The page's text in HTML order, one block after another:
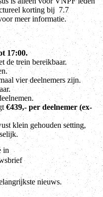
korting bij 7.7
meer informatie.
17:00.
de trein bereikbaar.
vier deelnemers zijn.
€439,- per deelnemer (ex-
klein gehouden setting,
in
nieuws.